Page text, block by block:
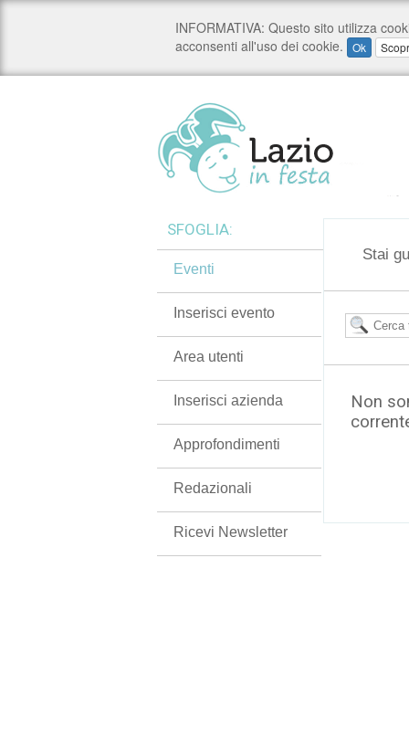
Stai
Non
SFOGLIA:
Eventi
Inserisci evento
Area utenti
Inserisci azienda
Approfondimenti
Redazionali
Ricevi Newsletter